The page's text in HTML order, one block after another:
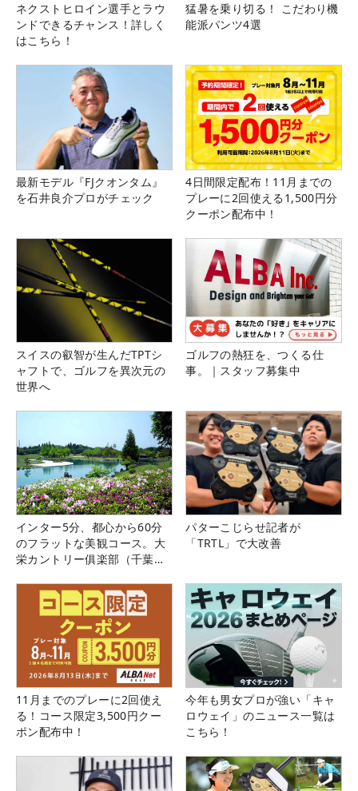
ネクストヒロイン選手とラウ
ンドできるチャンス！詳しく
はこちら！
猛暑を乗り切る！ こだわり機
能派パンツ4選
最新モデル『FJクオンタム』
を石井良介プロがチェック
4日間限定配布！11月までの
プレーに2回使える1,500円分
クーポン配布中！
スイスの叡智が生んだTPTシ
ャフトで、ゴルフを異次元の
世界へ
ゴルフの熱狂を、つくる仕
事。｜スタッフ募集中
インター5分、都心から60分
のフラットな美観コース。大
栄カントリー俱楽部（千葉
パターこじらせ記者が
「TRTL」で大改善
11月までのプレーに2回使え
る！コース限定3,500円クー
ポン配布中！
今年も男女プロが強い「キャ
ロウェイ」のニュース一覧は
こちら！